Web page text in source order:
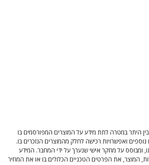
היתר במטרה לתת מידע על המוצרים המפורסמים בו
ואפשרויות רכישה לחלק מהמוצרים הנזכרים בו.
ומבוסס על מחקר אישי שנערך על ידי המחבר. המידע
המוצר, את הפרטים הטכניים הכלולים בו או את המחיר